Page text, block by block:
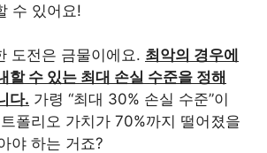
수 있어요!
도전은 금물이에요. 최악의 경우에
할 수 있는 최대 손실 수준을 정해
다. 가령 “최대 30% 손실 수준”이
폴리오 가치가 70%까지 떨어졌을
야 하는 거죠?